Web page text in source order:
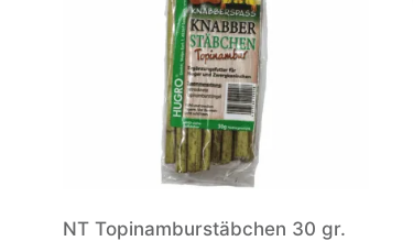
NT Topinamburstäbchen 30 gr.